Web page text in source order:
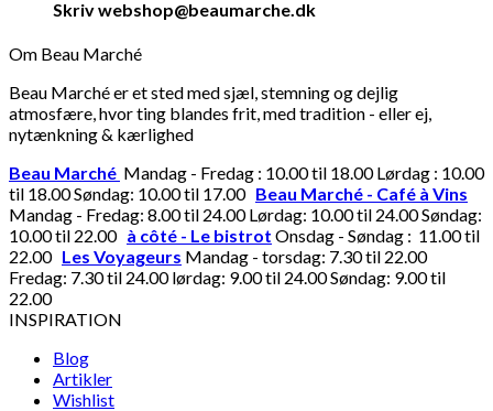
Skriv webshop@beaumarche.dk
Om Beau Marché
Beau Marché er et sted med sjæl, stemning og dejlig
atmosfære, hvor ting blandes frit, med tradition - eller ej,
nytænkning & kærlighed
Beau Marché Mandag - Fredag : 10.00 til 18.00 Lørdag : 10.00
til 18.00 Søndag: 10.00 til 17.00 Beau Marché - Café à Vins
Mandag - Fredag: 8.00 til 24.00 Lørdag: 10.00 til 24.00 Søndag:
10.00 til 22.00 à côté - Le bistrot Onsdag - Søndag : 11.00 til
22.00 Les Voyageurs Mandag - torsdag: 7.30 til 22.00
Fredag: 7.30 til 24.00 lørdag: 9.00 til 24.00 Søndag: 9.00 til
22.00
INSPIRATION
Blog
Artikler
Wishlist